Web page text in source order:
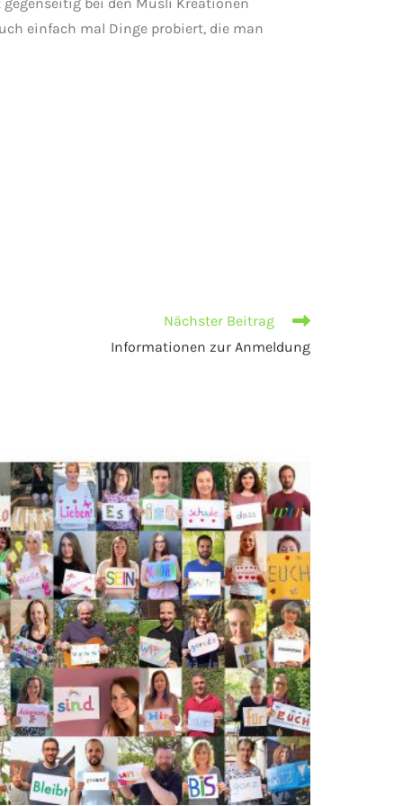
einfach mal Dinge probiert, die man
Nächster Beitrag
Informationen zur Anmeldung